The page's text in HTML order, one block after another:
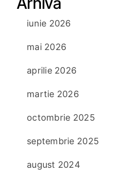
iunie 2026
mai 2026
aprilie 2026
martie 2026
octombrie 2025
septembrie 2025
august 2024